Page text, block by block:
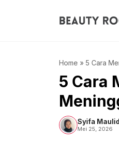
Home » 5 Cara
5 Cara
Syifa
Mei 25, 2026